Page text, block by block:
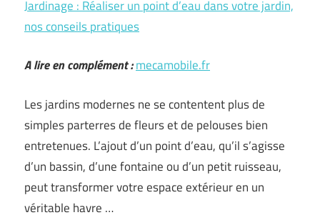
Jardinage : Réaliser un point d’eau dans votre jardin,
nos conseils pratiques
A lire en complément :mecamobile.fr
Les jardins modernes ne se contentent plus de
simples parterres de fleurs et de pelouses bien
entretenues. L’ajout d’un point d’eau, qu’il s’agisse
d’un bassin, d’une fontaine ou d’un petit ruisseau,
peut transformer votre espace extérieur en un
véritable havre …